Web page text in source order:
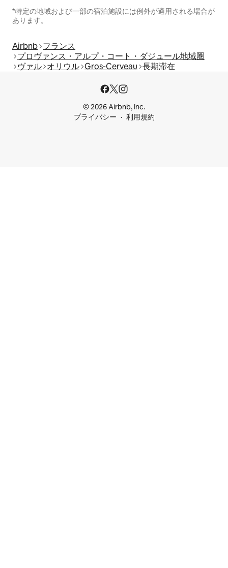
*特定の地域および一部の宿泊施設には例外が適用される場合が
あります。
Airbnb フランス
プロヴァンス・アルプ・コート・ダジュール地域圏
ヴァル オリウル Gros-Cerveau 長期滞在
© 2026 Airbnb, Inc.
プライバシー
利用規約